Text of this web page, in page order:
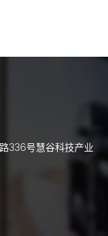
336号慧谷科技产业